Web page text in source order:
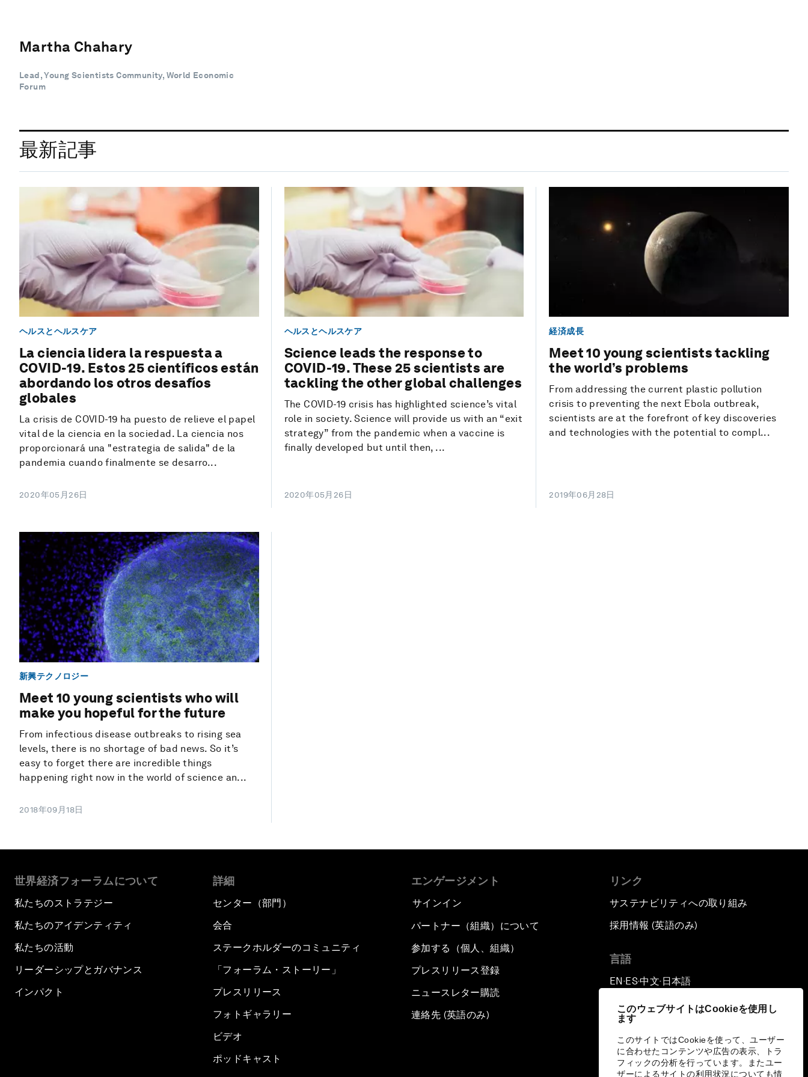
このウェブサイトはCookieを使用し
ます
このサイトではCookieを使って、ユーザー
に合わせたコンテンツや広告の表示、トラ
フィックの分析を行っています。またユー
ザーによるサイトの利用状況についても情
Martha Chahary
Lead, Young Scientists Community, World Economic
Forum
最新記事
ヘルスとヘルスケア
La ciencia lidera la respuesta a
COVID-19. Estos 25 científicos están
abordando los otros desafíos
globales
La crisis de COVID-19 ha puesto de relieve el papel
vital de la ciencia en la sociedad. La ciencia nos
proporcionará una "estrategia de salida" de la
pandemia cuando finalmente se desarro...
2020年05月26日
ヘルスとヘルスケア
Science leads the response to
COVID-19. These 25 scientists are
tackling the other global challenges
The COVID-19 crisis has highlighted science’s vital
role in society. Science will provide us with an “exit
strategy” from the pandemic when a vaccine is
finally developed but until then, ...
2020年05月26日
経済成長
Meet 10 young scientists tackling
the world’s problems
From addressing the current plastic pollution
crisis to preventing the next Ebola outbreak,
scientists are at the forefront of key discoveries
and technologies with the potential to compl...
2019年06月28日
新興テクノロジー
Meet 10 young scientists who will
make you hopeful for the future
From infectious disease outbreaks to rising sea
levels, there is no shortage of bad news. So it’s
easy to forget there are incredible things
happening right now in the world of science an...
2018年09月18日
世界経済フォーラムについて
私たちのストラテジー
私たちのアイデンティティ
私たちの活動
リーダーシップとガバナンス
インパクト
詳細
センター（部門）
会合
ステークホルダーのコミュニティ
「フォーラム・ストーリー」
プレスリリース
フォトギャラリー
ビデオ
ポッドキャスト
エンゲージメント
サインイン
パートナー（組織）について
参加する（個人、組織）
プレスリリース登録
ニュースレター購読
連絡先 (英語のみ)
リンク
サステナビリティへの取り組み
採用情報 (英語のみ)
言語
EN ▪ ES▪中文▪ 日本語